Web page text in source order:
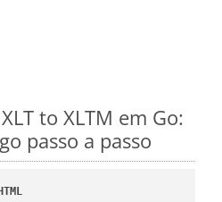
to XLTM em Go:
passo a passo
HTML